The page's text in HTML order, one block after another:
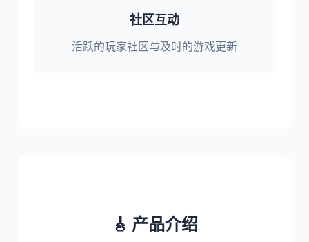
社区互动
活跃的玩家社区与及时的游戏更新
🎸 产品介绍